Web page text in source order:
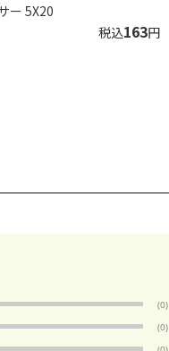
ー 5X20
税込163円
(0)
(0)